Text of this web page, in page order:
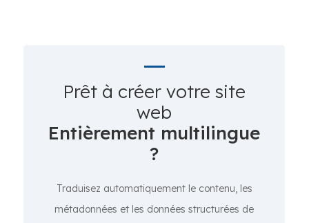
Prêt à créer votre site
web
Entièrement multilingue
?
Traduisez automatiquement le contenu, les
métadonnées et les données structurées de